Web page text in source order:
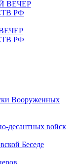
РФ
Вооруженных
десантных войск
Беседе